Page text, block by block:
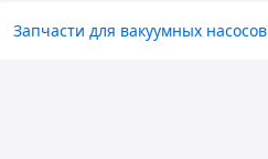
Запчасти для вакуумных насосов